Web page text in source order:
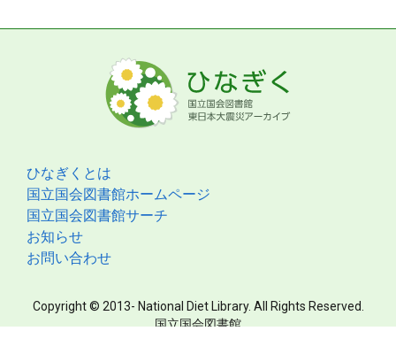
ひなぎくとは
国立国会図書館ホームページ
国立国会図書館サーチ
お知らせ
お問い合わせ
Copyright © 2013- National Diet Library. All Rights Reserved.